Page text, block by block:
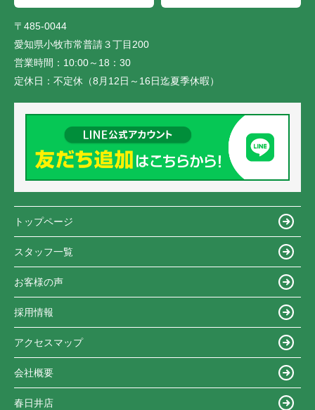
〒485-0044
愛知県小牧市常普請３丁目200
営業時間： 10:00～18：30
定休日： 不定休（8月12日～16日迄夏季休暇）
トップページ
スタッフ一覧
お客様の声
採用情報
アクセスマップ
会社概要
春日井店